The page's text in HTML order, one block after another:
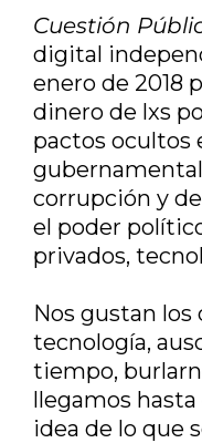
Cuestión
digital
enero de 2018
dinero de lxs
pactos ocultos
corrupción y
el poder
privados,
Nos gustan los
tecnología,
tiempo,
llegamos
idea de lo que